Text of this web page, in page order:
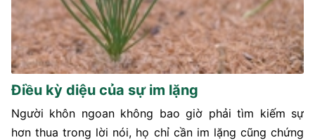
Điều kỳ diệu của sự im lặng
Người khôn ngoan không bao giờ phải tìm kiếm sự
hơn thua trong lời nói, họ chỉ cần im lặng cũng chứng